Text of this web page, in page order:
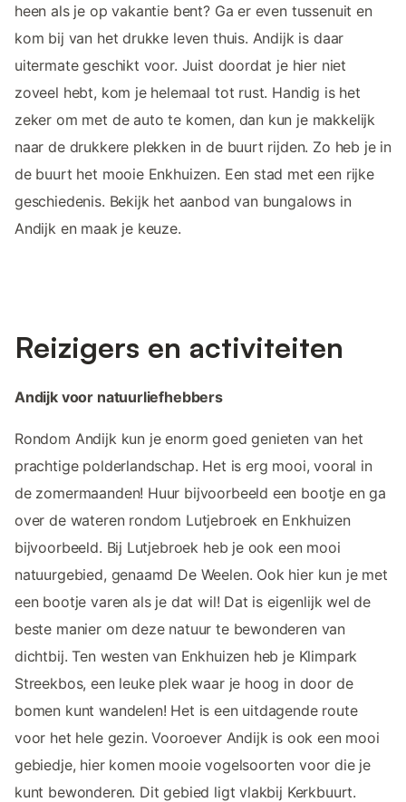
heen als je op vakantie bent? Ga er even tussenuit en
kom bij van het drukke leven thuis. Andijk is daar
uitermate geschikt voor. Juist doordat je hier niet
zoveel hebt, kom je helemaal tot rust. Handig is het
zeker om met de auto te komen, dan kun je makkelijk
naar de drukkere plekken in de buurt rijden. Zo heb je in
de buurt het mooie Enkhuizen. Een stad met een rijke
geschiedenis. Bekijk het aanbod van bungalows in
Andijk en maak je keuze.
Reizigers en activiteiten
Andijk voor natuurliefhebbers
Rondom Andijk kun je enorm goed genieten van het
prachtige polderlandschap. Het is erg mooi, vooral in
de zomermaanden! Huur bijvoorbeeld een bootje en ga
over de wateren rondom Lutjebroek en Enkhuizen
bijvoorbeeld. Bij Lutjebroek heb je ook een mooi
natuurgebied, genaamd De Weelen. Ook hier kun je met
een bootje varen als je dat wil! Dat is eigenlijk wel de
beste manier om deze natuur te bewonderen van
dichtbij. Ten westen van Enkhuizen heb je Klimpark
Streekbos, een leuke plek waar je hoog in door de
bomen kunt wandelen! Het is een uitdagende route
voor het hele gezin. Vooroever Andijk is ook een mooi
gebiedje, hier komen mooie vogelsoorten voor die je
kunt bewonderen. Dit gebied ligt vlakbij Kerkbuurt.